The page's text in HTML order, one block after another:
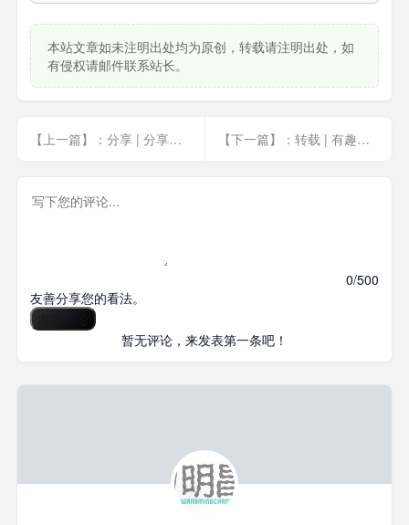
本站文章如未注明出处均为原创，转载请注明出处，如
有侵权请邮件联系站长。
【上一篇】：分享 | 分享个好看的跳转页 【下一篇】：转载 | 有趣的字符注释
0/500
友善分享您的看法。
发布评论
暂无评论，来发表第一条吧！